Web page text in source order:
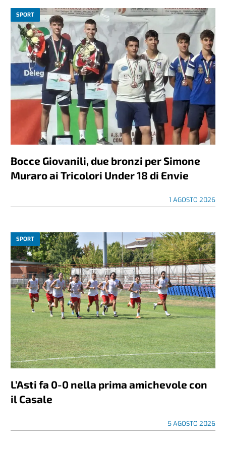
SPORT
Bocce Giovanili, due bronzi per Simone
Muraro ai Tricolori Under 18 di Envie
1 AGOSTO 2026
SPORT
L’Asti fa 0-0 nella prima amichevole con
il Casale
5 AGOSTO 2026